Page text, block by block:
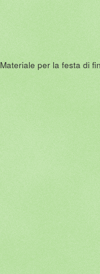
Materiale per la festa di